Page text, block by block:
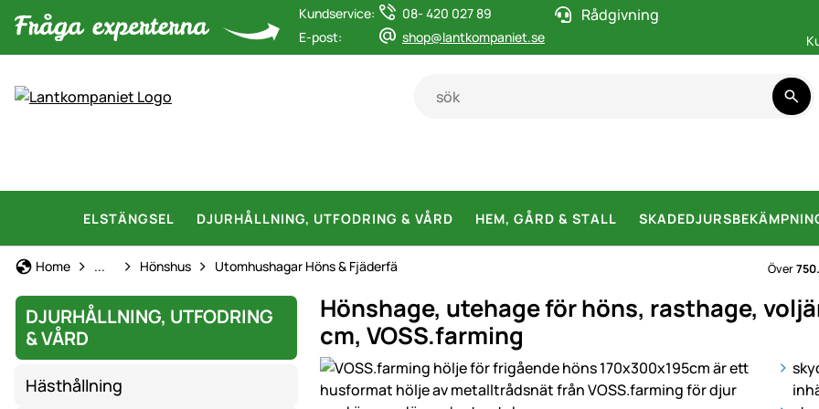
Kundservice:
08- 420 027 89
E-post:
shop@lantkompaniet.se
Rådgivning
ELSTÄNGSEL DJURHÅLLNING, UTFODRING & VÅRD HEM, GÅRD & STALL
Home Hönshållning
... Hönshus Utomhushagar Höns & Fjäderfä Över
DJURHÅLLNING, UTFODRING
& VÅRD
Hästhållning
Hönshage, utehage för höns, rasthage,
cm, VOSS.farming
Produktgaleri